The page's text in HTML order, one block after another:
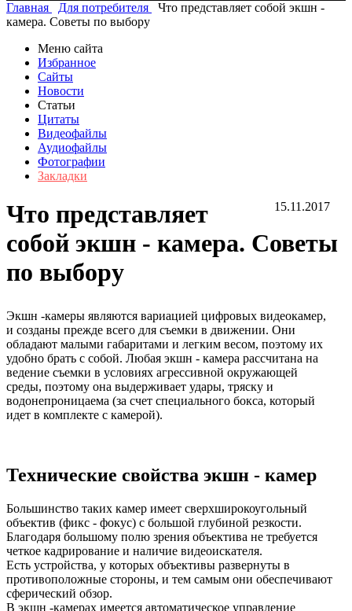
Главная
Для потребителя
Что представляет собой экшн -
камера. Советы по выбору
Меню сайта
Избранное
Сайты
Новости
Статьи
Цитаты
Видеофайлы
Аудиофайлы
Фотографии
Закладки
15.11.2017
Что представляет
собой экшн - камера. Советы
по выбору
Экшн -камеры являются вариацией цифровых видеокамер,
и созданы прежде всего для съемки в движении. Они
обладают малыми габаритами и легким весом, поэтому их
удобно брать с собой. Любая экшн - камера рассчитана на
ведение съемки в условиях агрессивной окружающей
среды, поэтому она выдерживает удары, тряску и
водонепроницаема (за счет специального бокса, который
идет в комплекте с камерой).
Технические свойства экшн - камер
Большинство таких камер имеет сверхширокоугольный
объектив (фикс - фокус) с большой глубиной резкости.
Благодаря большому полю зрения объектива не требуется
четкое кадрирование и наличие видеоискателя.
Есть устройства, у которых объективы развернуты в
противоположные стороны, и тем самым они обеспечивают
сферический обзор.
В экшн -камерах имеется автоматическое управление